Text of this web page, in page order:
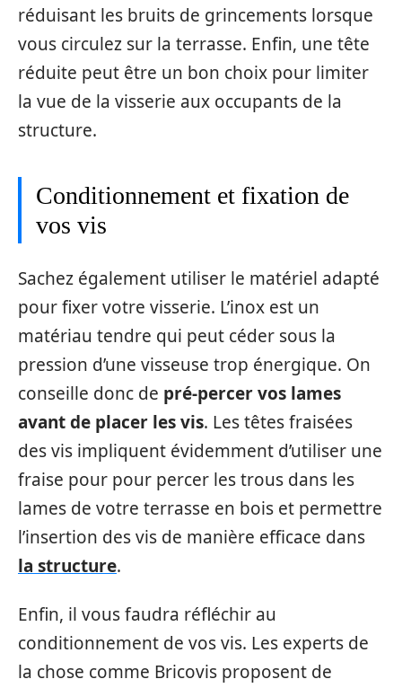
réduisant les bruits de grincements lorsque
vous circulez sur la terrasse. Enfin, une tête
réduite peut être un bon choix pour limiter
la vue de la visserie aux occupants de la
structure.
Conditionnement et fixation de
vos vis
Sachez également utiliser le matériel adapté
pour fixer votre visserie. L’inox est un
matériau tendre qui peut céder sous la
pression d’une visseuse trop énergique. On
conseille donc de pré-percer vos lames
avant de placer les vis. Les têtes fraisées
des vis impliquent évidemment d’utiliser une
fraise pour pour percer les trous dans les
lames de votre terrasse en bois et permettre
l’insertion des vis de manière efficace dans
la structure.
Enfin, il vous faudra réfléchir au
conditionnement de vos vis. Les experts de
la chose comme Bricovis proposent de